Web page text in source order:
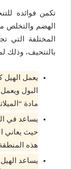
تكمن فوائده
الهضم والتخلص
المختلفة التي
بالتنحيف، وذلك
يعمل
البول
مادة
يساعد في
حيث يعاني
هذه
يساعد